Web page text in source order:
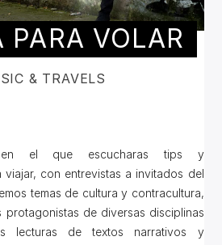
PARA VOLAR
& TRAVELS
el que escucharas tips y
viajar, con entrevistas a invitados del
temas de cultura y contracultura,
de diversas disciplinas
lecturas de textos narrativos y